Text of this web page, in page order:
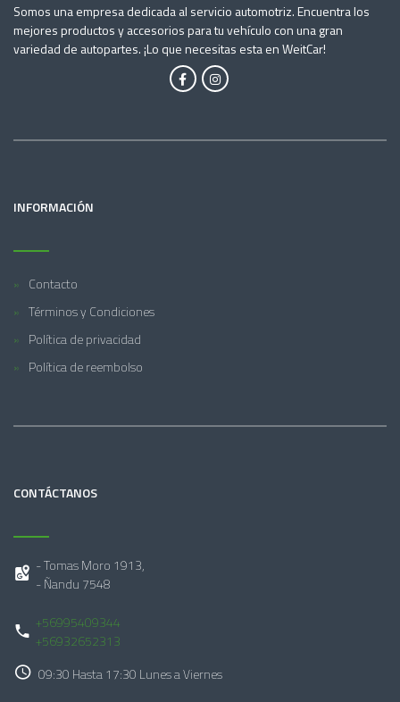
Somos una empresa dedicada al servicio automotriz. Encuentra los
mejores productos y accesorios para tu vehículo con una gran
variedad de autopartes. ¡Lo que necesitas esta en WeitCar!
INFORMACIÓN
Contacto
Términos y Condiciones
Política de privacidad
Política de reembolso
CONTÁCTANOS
- Tomas Moro 1913,
- Ñandu 7548
+56995409344
+56932652313
09:30 Hasta 17:30 Lunes a Viernes